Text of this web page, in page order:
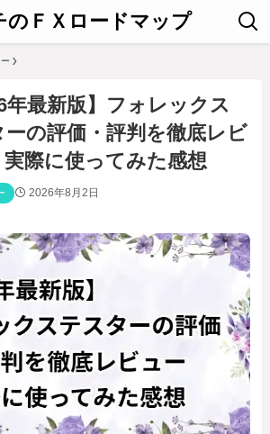
のＦＸロードマップ
年最新版】フォレックス
ーの評価・評判を徹底レビ
実際に使ってみた感想
2026年8月2日